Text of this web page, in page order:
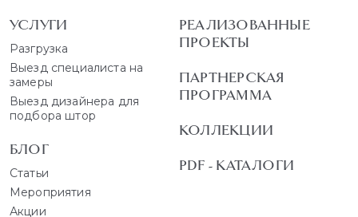
УСЛУГИ
Разгрузка
Выезд специалиста на
замеры
Выезд дизайнера для
подбора штор
БЛОГ
Статьи
Мероприятия
Акции
РЕАЛИЗОВАННЫЕ
ПРОЕКТЫ
ПАРТНЕРСКАЯ
ПРОГРАММА
КОЛЛЕКЦИИ
PDF - КАТАЛОГИ